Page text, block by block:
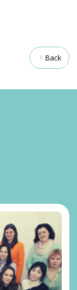
Back